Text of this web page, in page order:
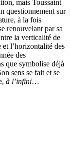
mais Toussaint
questionnement sur
à la fois
renouvelant par sa
la verticalité de
et l’horizontalité des
des
que symbolise déjà
sens se fait et se
à l’infini…